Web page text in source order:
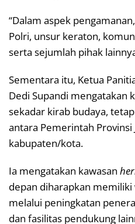
“Dalam aspek
Polri, unsur keraton,
serta sejumlah pihak
Sementara itu, Ketua
Dedi Supandi mengatakan
sekadar kirab budaya,
antara Pemerintah Provinsi
kabupaten/kota.
Ia mengatakan kawasan
depan diharapkan
melalui peningkatan
dan fasilitas pendukung